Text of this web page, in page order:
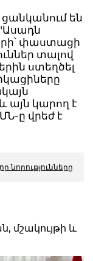
են
փաստացի
տալով
ստեղծել
այն կարող է
ը վրեժ է
նորությունները
մշակույթի և